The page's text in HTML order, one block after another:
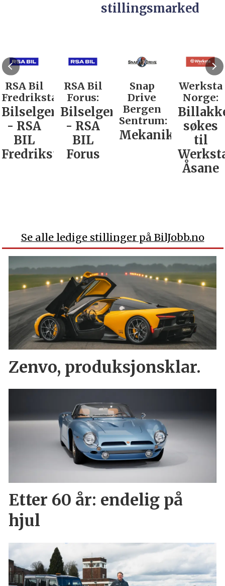
stillingsmarked
RSA Bil
Fredrikstad:
Bilselger
- RSA
BIL
Fredrikstad
RSA Bil
Forus:
Bilselger
- RSA
BIL
Forus
Snap
Drive
Bergen
Sentrum:
Mekaniker
Werksta
Norge:
søkes
til
Åsane
Se alle ledige stillinger på BilJobb.no
Zenvo, produksjonsklar.
Etter 60 år: endelig på
hjul